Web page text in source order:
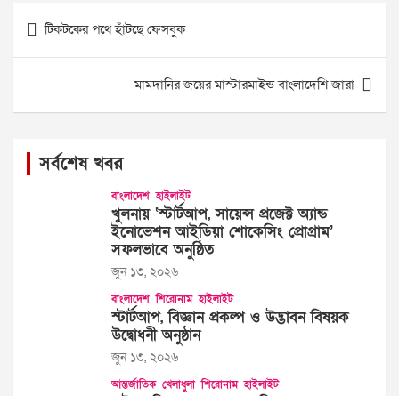
Post
navigation
টিকটকের পথে হাঁটছে ফেসবুক
মামদানির জয়ের মাস্টারমাইন্ড বাংলাদেশি জারা
সর্বশেষ খবর
বাংলাদেশ হাইলাইট
খুলনায় ‘স্টার্টআপ, সায়েন্স প্রজেক্ট অ্যান্ড
ইনোভেশন আইডিয়া শোকেসিং প্রোগ্রাম’
সফলভাবে অনুষ্ঠিত
জুন ১৩, ২০২৬
বাংলাদেশ শিরোনাম হাইলাইট
স্টার্টআপ, বিজ্ঞান প্রকল্প ও উদ্ভাবন বিষয়ক
উদ্বোধনী অনুষ্ঠান
জুন ১৩, ২০২৬
আন্তর্জাতিক খেলাধুলা শিরোনাম হাইলাইট